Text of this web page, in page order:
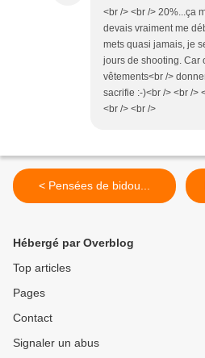
<br /> <br /> 20%...ça
devais vraiment me
mets quasi jamais, je
jours de shooting. Car
vêtements<br />
sacrifie :-)<br /> <br />
<br /> <br />
< Pensées de bidou...
Hébergé par Overblog
Top articles
Pages
Contact
Signaler un abus